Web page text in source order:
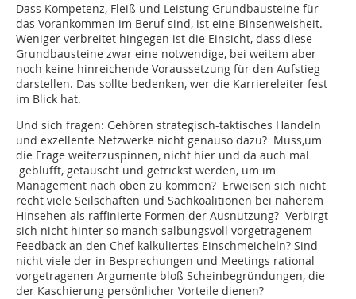
Dass Kompetenz, Fleiß und Leistung Grundbausteine für
das Vorankommen im Beruf sind, ist eine Binsenweisheit.
Weniger verbreitet hingegen ist die Einsicht, dass diese
Grundbausteine zwar eine notwendige, bei weitem aber
noch keine hinreichende Voraussetzung für den Aufstieg
darstellen. Das sollte bedenken, wer die Karriereleiter fest
im Blick hat.
Und sich fragen: Gehören strategisch-taktisches Handeln
und exzellente Netzwerke nicht genauso dazu? Muss,um
die Frage weiterzuspinnen, nicht hier und da auch mal
geblufft, getäuscht und getrickst werden, um im
Management nach oben zu kommen? Erweisen sich nicht
recht viele Seilschaften und Sachkoalitionen bei näherem
Hinsehen als raffinierte Formen der Ausnutzung? Verbirgt
sich nicht hinter so manch salbungsvoll vorgetragenem
Feedback an den Chef kalkuliertes Einschmeicheln? Sind
nicht viele der in Besprechungen und Meetings rational
vorgetragenen Argumente bloß Scheinbegründungen, die
der Kaschierung persönlicher Vorteile dienen?